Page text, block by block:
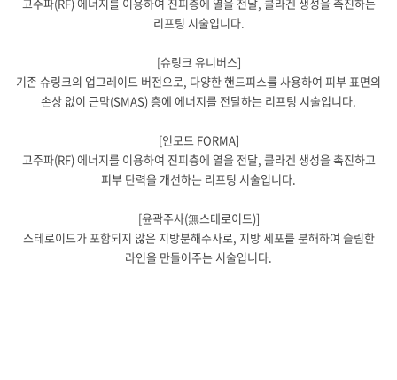
리프팅 시술입니다.
[슈링크 유니버스]
기존 슈링크의 업그레이드 버전으로, 다양한 핸드피스를 사용하여 피부 표면의
손상 없이 근막(SMAS) 층에 에너지를 전달하는 리프팅 시술입니다.​
[인모드 FORMA]
고주파(RF) 에너지를 이용하여 진피층에 열을 전달, 콜라겐 생성을 촉진하고
피부 탄력을 개선하는 리프팅 시술입니다.
[윤곽주사(無스테로이드)]
스테로이드가 포함되지 않은 지방분해주사로, 지방 세포를 분해하여 슬림한
라인을 만들어주는 시술입니다.